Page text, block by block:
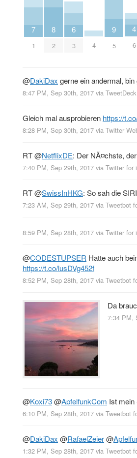
7
1
8
2
6
3 4
9
5
4
6
@DakiDax gerne ein andermal,
8:47 PM, Sep 30th, 2017 via TweetDeck
Gleich mal ausprobieren https://
8:28 PM, Sep 30th, 2017 via Twitter
RT@NetflixDE: Der NÃ¤chste,
7:40 PM, Sep 29th, 2017 via Twitter for
RT@SwissInHKG: So sah die
7:23 AM, Sep 29th, 2017 via Tweetbot
8:59 PM, Sep 28th, 2017 via Twitter for
@CODESTUPSER Hatte auch
https://t.co/lusDVg452f
8:52 PM, Sep 28th, 2017 via Tweetbot
Da
7:34 PM,
@Koxi73@ApfelfunkCom Ist mein
6:10 PM, Sep 28th, 2017 via Tweetbot
@DakiDax @RafaelZeier@
1:32 PM, Sep 28th, 2017 via Tweetbot